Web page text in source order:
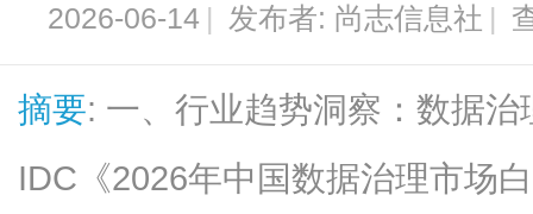
2026-06-14 | 发布者: 尚志信息社 |
摘要: 一、行业趋势洞察：数据
IDC《2026年中国数据治理市场